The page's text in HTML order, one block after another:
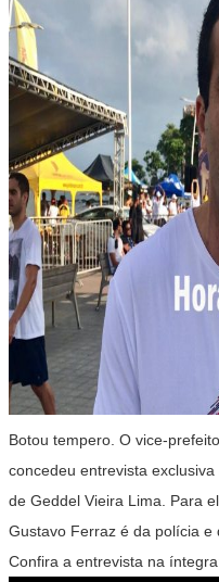
Botou tempero. O vice-
concedeu entrevista
de Geddel Vieira Lima. Para
Gustavo Ferraz é da polícia e
Confira a entrevista na